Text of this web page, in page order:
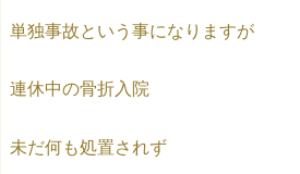
単独事故という事になりますが
連休中の骨折入院
未だ何も処置されず